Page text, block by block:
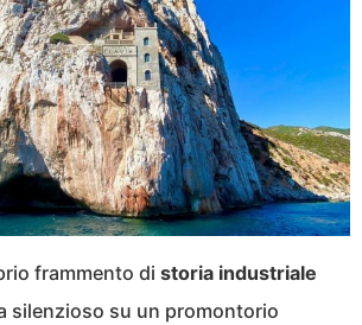
frammento di storia industriale
silenzioso su un promontorio